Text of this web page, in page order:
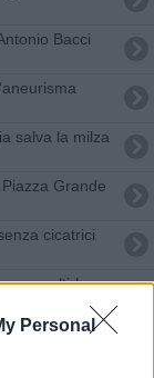
Personal
Bacci
salva la milza
Grande
cicatrici
smaltirle